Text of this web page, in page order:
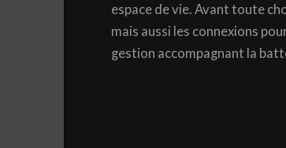
espace de vie. Avant toute
mais aussi les connexions
gestion accompagnant la